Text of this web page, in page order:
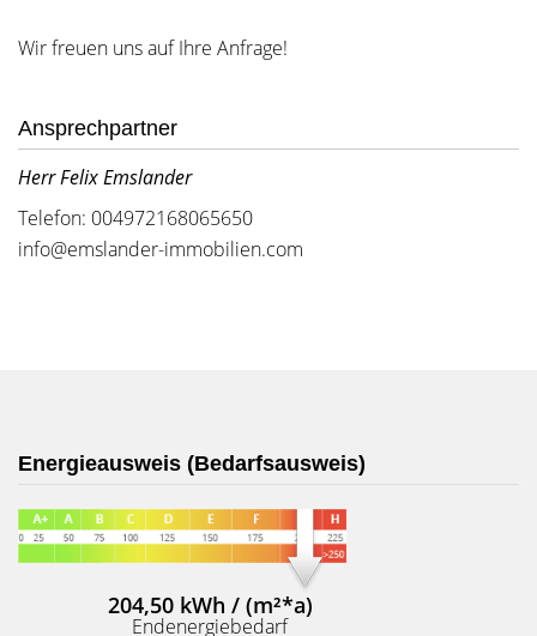
Wir freuen uns auf Ihre Anfrage!
Ansprechpartner
Herr Felix Emslander
Telefon: 004972168065650
info@emslander-immobilien.com
Energieausweis (Bedarfsausweis)
204,50 kWh / (m²*a)
Endenergiebedarf